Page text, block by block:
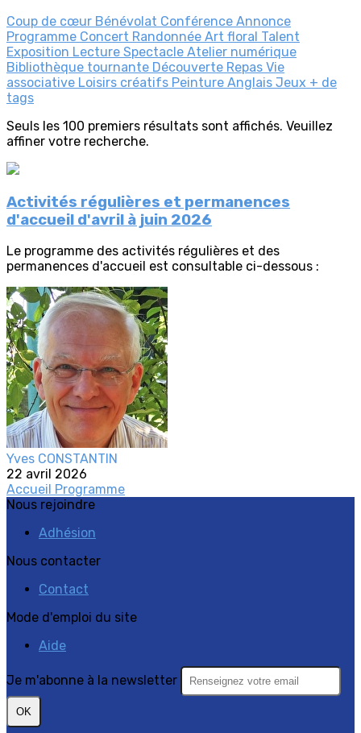
Coup de cœur Bénévolat Conférence Annonce
Programme Concert Randonnée Art floral Talent
Exposition Lecture Spectacle Atelier numérique
Bibliothèque tournante Découverte Repas Vie
associative Loisirs créatifs Peinture Anglais Jeux + de
tags
Seuls les 100 premiers résultats sont affichés. Veuillez
affiner votre recherche.
Activités régulières et permanences
d'accueil d'avril à juin 2026
Le programme des activités régulières et des
permanences d'accueil est consultable ci-dessous :
Yves CONSTANTIN
22 avril 2026
Accueil Programme
Nous rejoindre
Adhésion
Nous contacter
Contact
Mode d'emploi du site
Aide
Je m'abonne à la newsletter
OK